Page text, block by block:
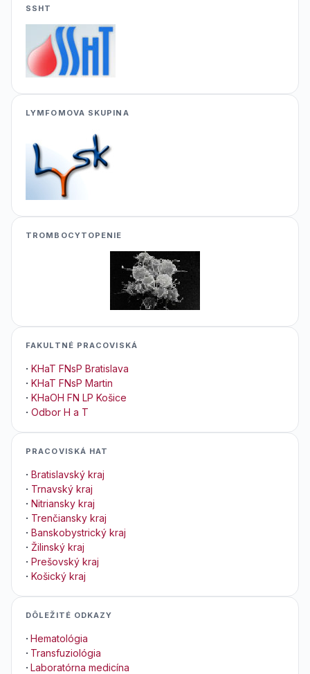
SSHT
LYMFOMOVA SKUPINA
TROMBOCYTOPENIE
FAKULTNÉ PRACOVISKÁ
· KHaT FNsP Bratislava
· KHaT FNsP Martin
· KHaOH FN LP Košice
· Odbor H a T
PRACOVISKÁ HAT
· Bratislavský kraj
· Trnavský kraj
· Nitriansky kraj
· Trenčiansky kraj
· Banskobystrický kraj
· Žilinský kraj
· Prešovský kraj
· Košický kraj
DÔLEŽITÉ ODKAZY
· Hematológia
· Transfuziológia
· Laboratórna medicína